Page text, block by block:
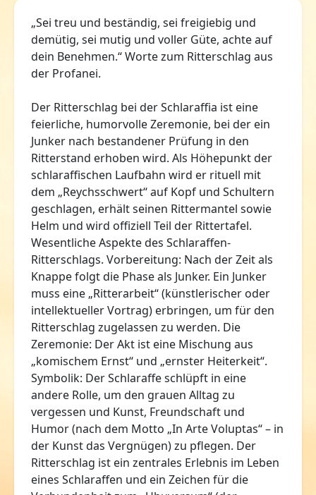
„Sei treu und beständig, sei freigiebig und
demütig, sei mutig und voller Güte, achte auf
dein Benehmen.“ Worte zum Ritterschlag aus
der Profanei.
Der Ritterschlag bei der Schlaraffia ist eine
feierliche, humorvolle Zeremonie, bei der ein
Junker nach bestandener Prüfung in den
Ritterstand erhoben wird. Als Höhepunkt der
schlaraffischen Laufbahn wird er rituell mit
dem „Reychsschwert“ auf Kopf und Schultern
geschlagen, erhält seinen Rittermantel sowie
Helm und wird offiziell Teil der Rittertafel.
Wesentliche Aspekte des Schlaraffen-
Ritterschlags. Vorbereitung: Nach der Zeit als
Knappe folgt die Phase als Junker. Ein Junker
muss eine „Ritterarbeit“ (künstlerischer oder
intellektueller Vortrag) erbringen, um für den
Ritterschlag zugelassen zu werden. Die
Zeremonie: Der Akt ist eine Mischung aus
„komischem Ernst“ und „ernster Heiterkeit“.
Symbolik: Der Schlaraffe schlüpft in eine
andere Rolle, um den grauen Alltag zu
vergessen und Kunst, Freundschaft und
Humor (nach dem Motto „In Arte Voluptas“ – in
der Kunst das Vergnügen) zu pflegen. Der
Ritterschlag ist ein zentrales Erlebnis im Leben
eines Schlaraffen und ein Zeichen für die